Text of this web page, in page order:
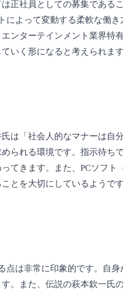
正社員としての募集である
よって変動する柔軟な働
ンターテインメント業界特
いく形になると考えられます
は「社会人的なマナーは自
られる環境です。指示待ち
てきます。また、PCソフ
とを大切にしているようです
は非常に印象的です。自
また、伝説の萩本欽一氏